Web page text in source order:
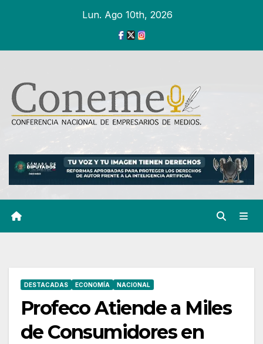
Lun. Ago 10th, 2026
DESTACADAS ECONOMÍA NACIONAL
Profeco Atiende a Miles
de Consumidores en